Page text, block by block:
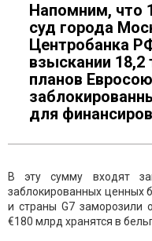
Напомним, что
суд города
Центробанка
взыскании 18,2
планов
для
В эту сумму входят
заблокированных ценных
и страны G7 заморозили
€180 млрд хранятся в